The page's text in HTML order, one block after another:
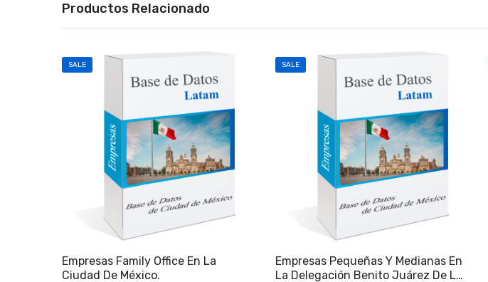
Productos Relacionado
SALE
Empresas Family Office En La
Ciudad De México.
SALE
Empresas Pequeñas Y Medianas En
La Delegación Benito Juárez De La